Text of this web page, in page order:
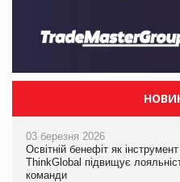
03 березня 2026
Освітній бенефіт як
ThinkGlobal підвищує
команди